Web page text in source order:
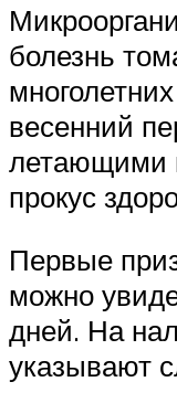
болезнь
весенний
летающими
прокус
Первые
можно
дней. На
указывают